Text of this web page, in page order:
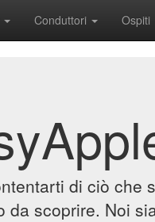
Conduttori Ospiti
di ciò che
da scoprire. Noi